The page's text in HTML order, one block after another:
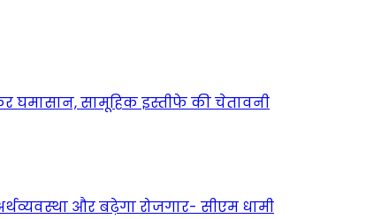
घमासान, सामूहिक इस्तीफे की चेतावनी
और बढ़ेगा रोजगार- सीएम धामी